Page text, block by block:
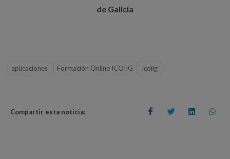
de Galicia
aplicaciones Formación Online ICOIIG icoiig
Compartir esta noticia: